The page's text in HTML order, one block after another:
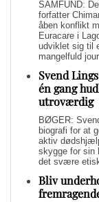
SAMFUND:
forfatter
åben konflikt
Euracare i
udviklet sig til
mangelfuld
Svend
én gang
utroværdig
BØGER:
biografi for at
aktiv
skygge for sin
det svære
Bliv